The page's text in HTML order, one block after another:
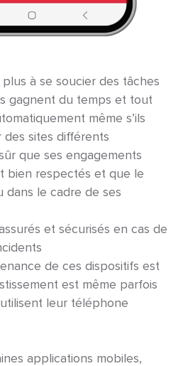
plus à se soucier des tâches
gagnent du temps et tout
même s’ils
sites différents
que ses engagements
bien respectés et que le
dans le cadre de ses
et sécurisés en cas de
de ces dispositifs est
est même parfois
leur téléphone
applications mobiles,